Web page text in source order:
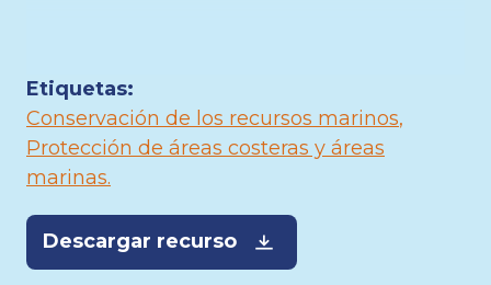
Etiquetas:
Conservación de los recursos marinos
Protección de áreas costeras y áreas
marinas
Descargar recurso